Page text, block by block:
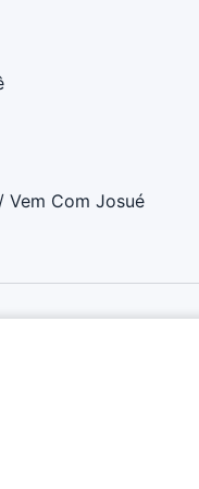
Vem Com Josué